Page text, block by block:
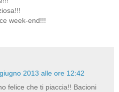
week-end!!!
2013 alle ore 12:42
felice che ti piaccia!! Bacioni